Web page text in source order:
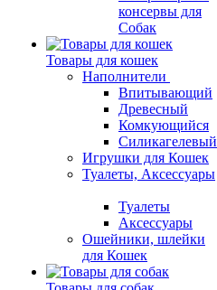
консервы для
Собак
Товары для кошек
Наполнители
Впитывающий
Древесный
Комкующийся
Силикагелевый
Игрушки для Кошек
Туалеты, Аксессуары
Туалеты
Аксессуары
Ошейники, шлейки
для Кошек